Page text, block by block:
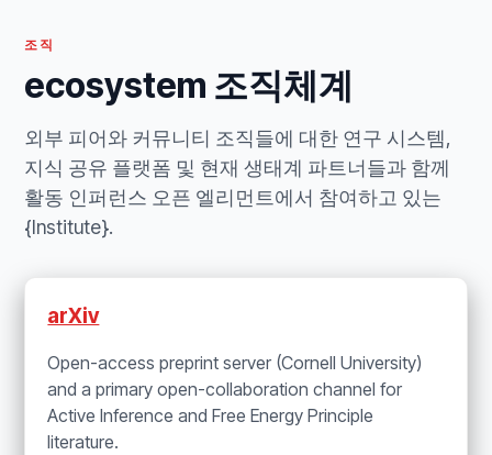
조직
ecosystem 조직체계
외부 피어와 커뮤니티 조직들에 대한 연구 시스템,
지식 공유 플랫폼 및 현재 생태계 파트너들과 함께
활동 인퍼런스 오픈 엘리먼트에서 참여하고 있는
{Institute}.
arXiv
Open-access preprint server (Cornell University)
and a primary open-collaboration channel for
Active Inference and Free Energy Principle
literature.